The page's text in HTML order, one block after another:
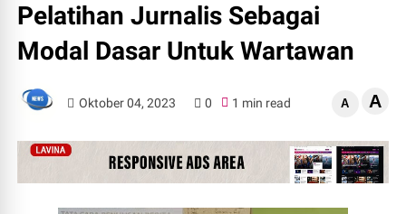
Pelatihan Jurnalis Sebagai
Modal Dasar Untuk Wartawan
Oktober 04, 2023 0 1 min read A A